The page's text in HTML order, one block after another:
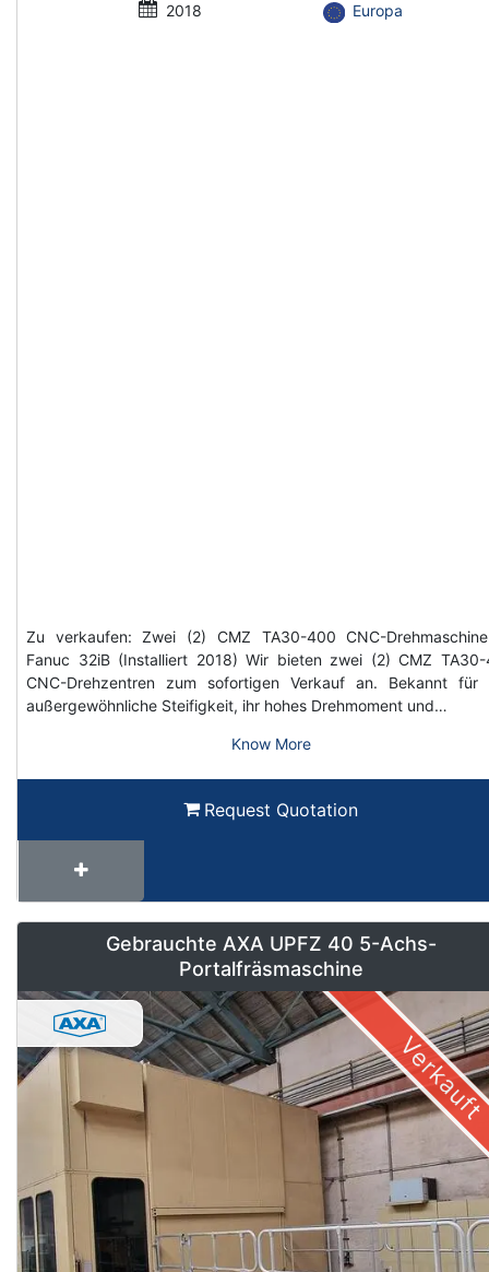
2018 Europa
Zu verkaufen: Zwei (2) CMZ TA30-400 CNC-
Fanuc 32iB (Installiert 2018) Wir bieten zwei (2) CMZ
CNC-Drehzentren zum sofortigen Verkauf an. Bekannt für
außergewöhnliche Steifigkeit, ihr hohes Drehmoment und…
Know More
Request Quotation
Gebrauchte AXA UPFZ 40 5-Achs-
Portalfräsmaschine
Verkauft